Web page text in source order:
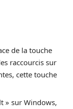
de la touche
raccourcis sur
cette touche
» sur Windows,